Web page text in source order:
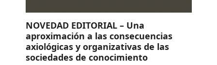
NOVEDAD EDITORIAL – Una
aproximación a las consecuencias
axiológicas y organizativas de las
sociedades de conocimiento